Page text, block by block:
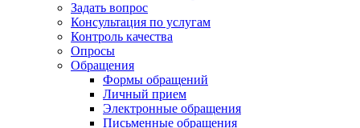
Задать вопрос
Консультация по услугам
Контроль качества
Опросы
Обращения
Формы обращений
Личный прием
Электронные обращения
Письменные обращения